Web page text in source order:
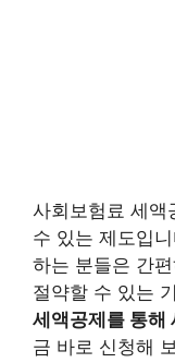
사회보험료 세액
수 있는 제도입
하는 분들은 간
절약할 수 있는
세액공제를 통해
금 바로 신청해